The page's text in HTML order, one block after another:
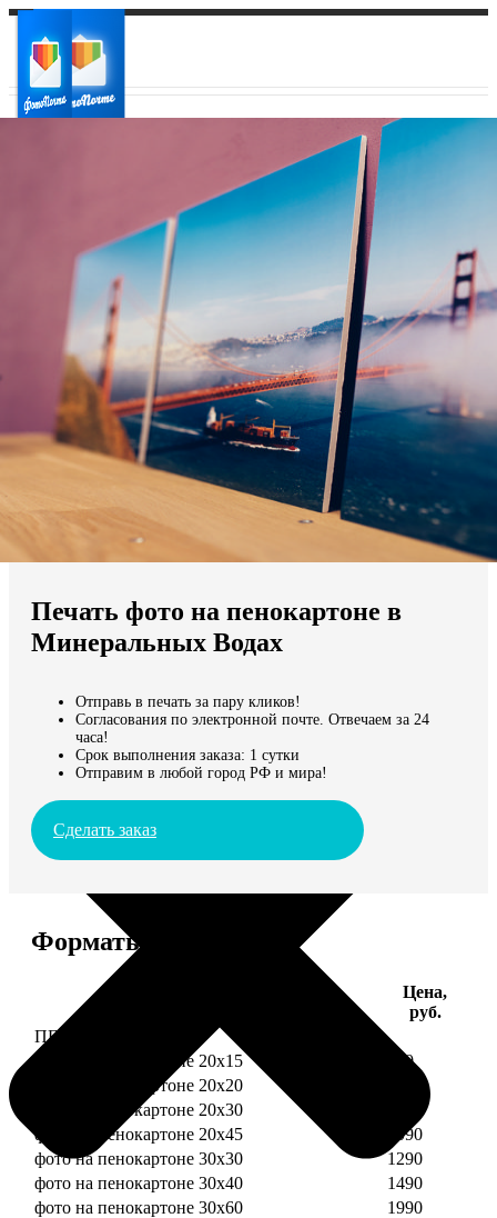
Ваш регион доставки
Выберите из списка:
Мы доставляем по всему миру
Продолжить без города
Печать фото на пенокартоне в
Минеральных Водах
Отправь в печать за пару кликов!
Согласования по электронной почте. Отвечаем за 24
часа!
Срок выполнения заказа: 1 сутки
Отправим в любой город РФ и мира!
Сделать заказ
Форматы и цены
Цена,
руб.
ПЕНОКАРТОН
фото на пенокартоне 20х15
690
фото на пенокартоне 20х20
фото на пенокартоне 20х30
фото на пенокартоне 20х45
1090
фото на пенокартоне 30х30
1290
фото на пенокартоне 30х40
1490
фото на пенокартоне 30х60
1990